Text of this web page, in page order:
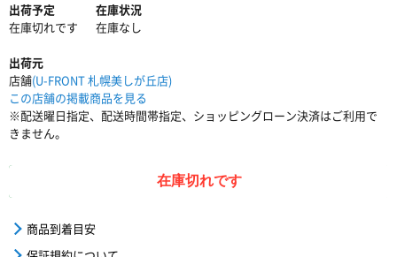
出荷予定
在庫切れです
在庫状況
在庫なし
出荷元
店舗(U-FRONT 札幌美しが丘店)
この店舗の掲載商品を見る
※配送曜日指定、配送時間帯指定、ショッピングローン決済はご利用で
きません。
在庫切れです
商品到着目安